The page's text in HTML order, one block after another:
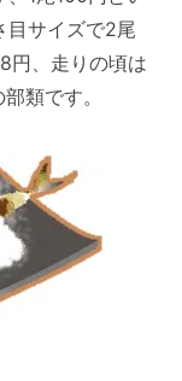
目サイズで2尾
円、走りの頃は
類です。